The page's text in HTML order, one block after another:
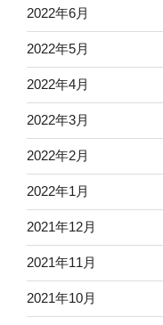
2022年6月
2022年5月
2022年4月
2022年3月
2022年2月
2022年1月
2021年12月
2021年11月
2021年10月